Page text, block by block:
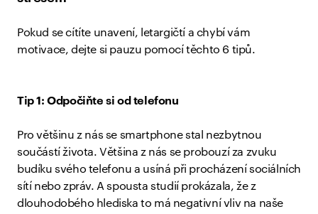
Pokud se cítíte unavení, letargičtí a chybí vám
motivace, dejte si pauzu pomocí těchto 6 tipů.
Tip 1: Odpočiňte si od telefonu
Pro většinu z nás se smartphone stal nezbytnou
součástí života. Většina z nás se probouzí za zvuku
budíku svého telefonu a usíná při procházení sociálních
sítí nebo zpráv. A spousta studií prokázala, že z
dlouhodobého hlediska to má negativní vliv na naše